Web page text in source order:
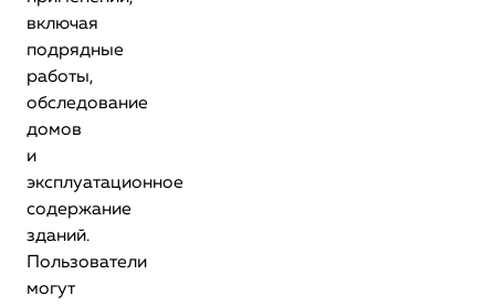
включая
подрядные
работы,
обследование
домов
и
эксплуатационное
содержание
зданий.
Пользователи
могут